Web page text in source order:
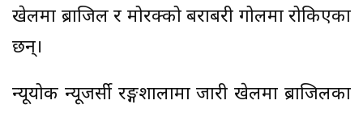
खेलमा ब्राजिल र मोरक्को बराबरी गोलमा रोकिएका
छन्।
न्यूयोर्क न्यूजर्सी रङ्गशालामा जारी खेलमा ब्राजिलका